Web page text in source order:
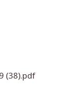
(38).pdf